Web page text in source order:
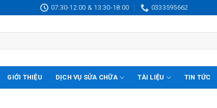
07:30-12:00 & 13:30-18:00 0333595662
GIỚI THIỆU DỊCH VỤ SỬA CHỮA TÀI LIỆU TIN TỨC